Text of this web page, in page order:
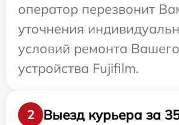
оператор перезвонит
уточнения
условий ремонта Вашего
устройства Fujifilm.
2
Выезд курьера за